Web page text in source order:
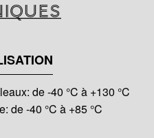
de -40 °C à +130 °C
de -40 °C à +85 °C